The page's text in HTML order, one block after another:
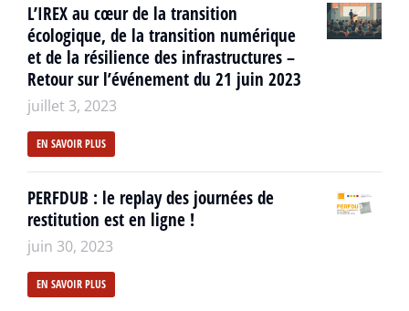
L’IREX au cœur de la transition
écologique, de la transition numérique
et de la résilience des infrastructures –
Retour sur l’événement du 21 juin 2023
juillet 3, 2023
EN SAVOIR PLUS
PERFDUB : le replay des journées de
restitution est en ligne !
juin 30, 2023
EN SAVOIR PLUS